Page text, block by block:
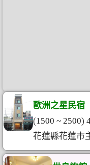
歐洲之星民宿
(1500 ~ 2500)
花蓮縣花蓮市